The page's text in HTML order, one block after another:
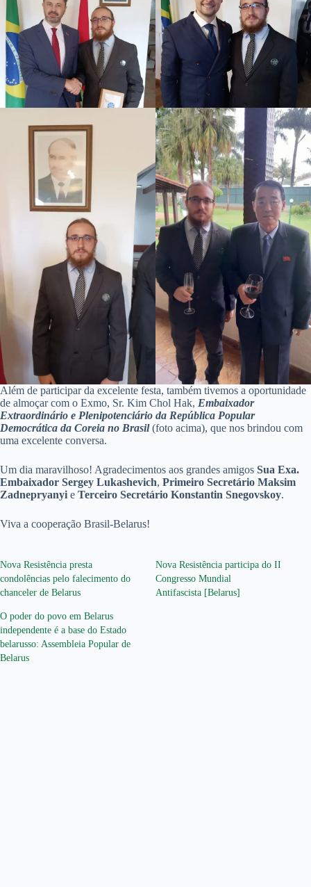
Além de participar da excelente festa, também tivemos a oportunidade
de almoçar com o Exmo, Sr. Kim Chol Hak, Embaixador
Extraordinário e Plenipotenciário da República Popular
Democrática da Coreia no Brasil(foto acima), que nos brindou com
uma excelente conversa.
Um dia maravilhoso! Agradecimentos aos grandes amigos Sua Exa.
Embaixador Sergey Lukashevich, Primeiro Secretário Maksim
Zadnepryanyi e Terceiro Secretário Konstantin Snegovskoy.
Viva a cooperação Brasil-Belarus!
Nova Resistência presta
condolências pelo falecimento do
chanceler de Belarus
Nova Resistência participa do II
Congresso Mundial
Antifascista [Belarus]
O poder do povo em Belarus
independente é a base do Estado
belarusso: Assembleia Popular de
Belarus